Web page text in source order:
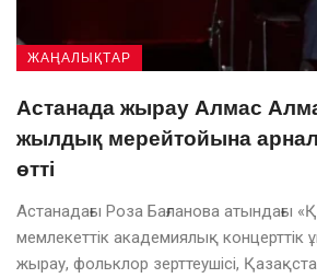
ЖАҢАЛЫҚТАР
Астанада жырау Алмас
жылдық мерейтойына
өтті
Астанадағы Роза Бағланова атындағы
мемлекеттік академиялық концерттік
жырау, фольклор зерттеушісі,